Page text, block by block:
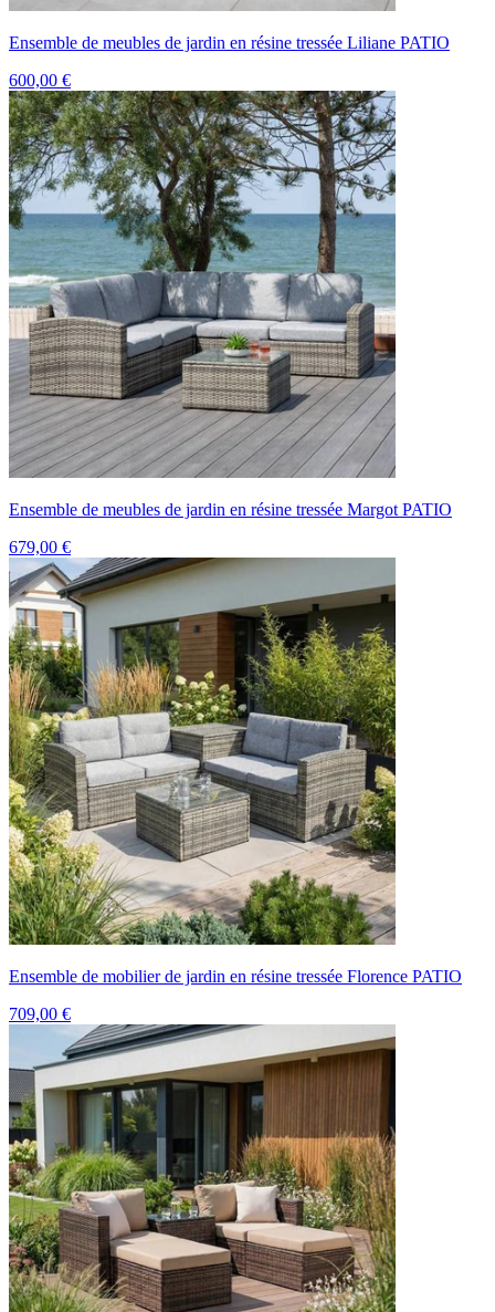
Ensemble de meubles de jardin en résine tressée Liliane PATIO
600,00 €
Ensemble de meubles de jardin en résine tressée Margot PATIO
679,00 €
Ensemble de mobilier de jardin en résine tressée Florence PATIO
709,00 €